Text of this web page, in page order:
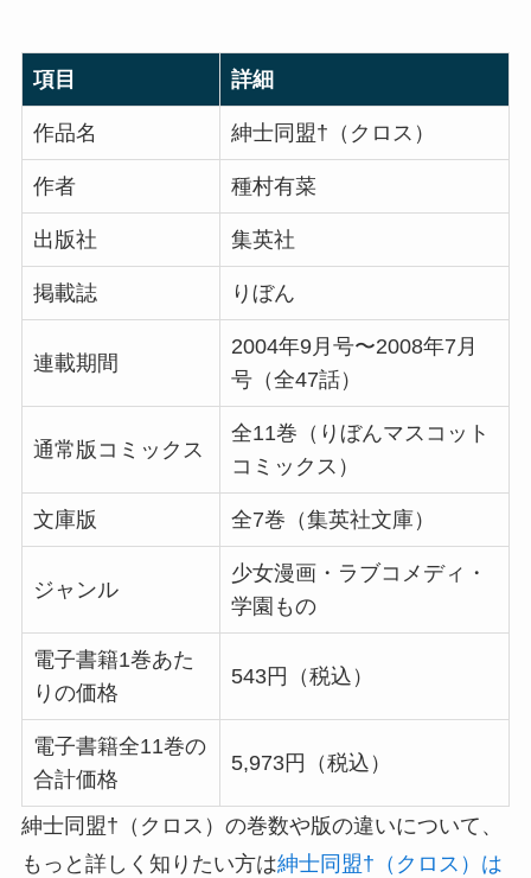
項目 詳細
作品名 紳士同盟†（クロス）
作者 種村有菜
出版社 集英社
掲載誌 りぼん
連載期間
2004年9月号〜2008年7月
号（全47話）
通常版コミックス
全11巻（りぼんマスコット
コミックス）
文庫版 全7巻（集英社文庫）
ジャンル
少女漫画・ラブコメディ・
学園もの
電子書籍1巻あた
りの価格
543円（税込）
電子書籍全11巻の
合計価格
5,973円（税込）
紳士同盟†（クロス）の巻数や版の違いについて、
もっと詳しく知りたい方は紳士同盟†（クロス）は